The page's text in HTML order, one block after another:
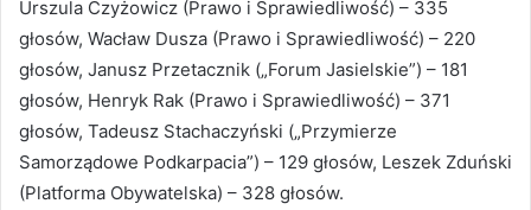
Urszula Czyżowicz (Prawo i Sprawiedliwość) – 335
głosów, Wacław Dusza (Prawo i Sprawiedliwość) – 220
głosów, Janusz Przetacznik („Forum Jasielskie”) – 181
głosów, Henryk Rak (Prawo i Sprawiedliwość) – 371
głosów, Tadeusz Stachaczyński („Przymierze
Samorządowe Podkarpacia”) – 129 głosów, Leszek Zduński
(Platforma Obywatelska) – 328 głosów.